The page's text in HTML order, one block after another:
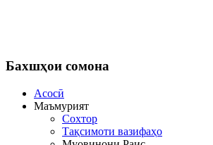
Бахшҳои сомона
Асосӣ
Маъмурият
Сохтор
Тақсимоти вазифаҳо